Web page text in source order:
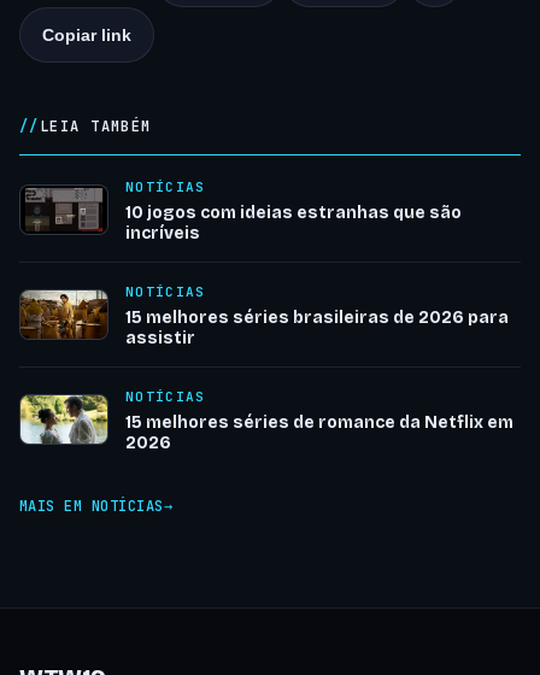
Copiar link
LEIA TAMBÉM
NOTÍCIAS
10 jogos com ideias estranhas que são
incríveis
NOTÍCIAS
15 melhores séries brasileiras de 2026 para
assistir
NOTÍCIAS
15 melhores séries de romance da Netflix em
2026
MAIS EM NOTÍCIAS